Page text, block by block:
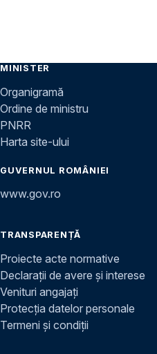
MINISTER
Organigramă
Ordine de ministru
PNRR
Harta site-ului
GUVERNUL ROMÂNIEI
www.gov.ro
TRANSPARENȚĂ
Proiecte acte normative
Declarații de avere și interese
Venituri angajați
Protecția datelor personale
Termeni și condiții